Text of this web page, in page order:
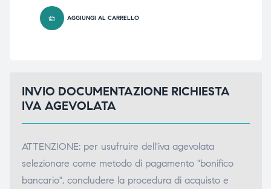
AGGIUNGI AL CARRELLO
INVIO DOCUMENTAZIONE RICHIESTA
IVA AGEVOLATA
ATTENZIONE: per usufruire dell'iva agevolata
selezionare come metodo di pagamento "bonifico
bancario", concludere la procedura di acquisto e